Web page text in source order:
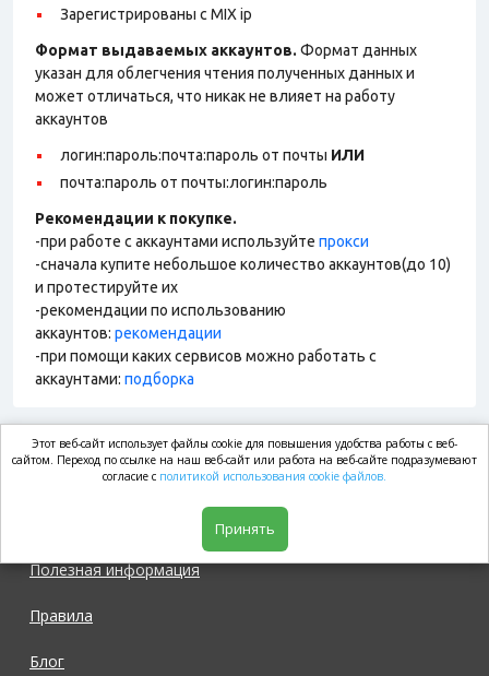
Зарегистрированы с MIX ip
Формат выдаваемых аккаунтов. Формат данных
указан для облегчения чтения полученных данных и
может отличаться, что никак не влияет на работу
аккаунтов
логин:пароль:почта:пароль от почты ИЛИ
почта:пароль от почты:логин:пароль
Рекомендации к покупке.
-при работе с аккаунтами используйте прокси
-сначала купите небольшое количество аккаунтов(до 10)
и протестируйте их
-рекомендации по использованию
аккаунтов: рекомендации
-при помощи каких сервисов можно работать с
аккаунтами: подборка
market.com
Полезная информация
Правила
Блог
Этот веб-сайт использует файлы cookie для повышения удобства работы с веб-
сайтом. Переход по ссылке на наш веб-сайт или работа на веб-сайте подразумевают
согласие с политикой использования cookie файлов.
Принять